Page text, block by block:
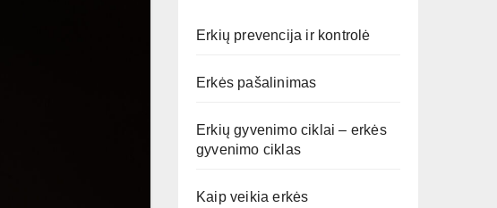
Erkių prevencija ir kontrolė
Erkės pašalinimas
Erkių gyvenimo ciklai – erkės
gyvenimo ciklas
Kaip veikia erkės